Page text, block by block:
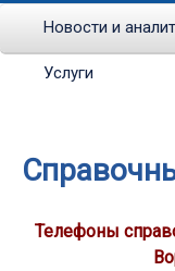
Новости и
Услуги
Телефоны